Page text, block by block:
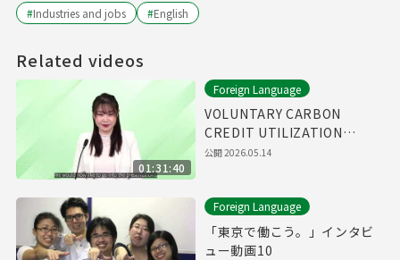
#Industries and jobs #English
Related videos
01:31:40
Foreign Language
VOLUNTARY CARBON
CREDIT UTILIZATION
WEBINAR
公開2026.05.14
Foreign Language
「東京で働こう。」インタビ
ュー動画10